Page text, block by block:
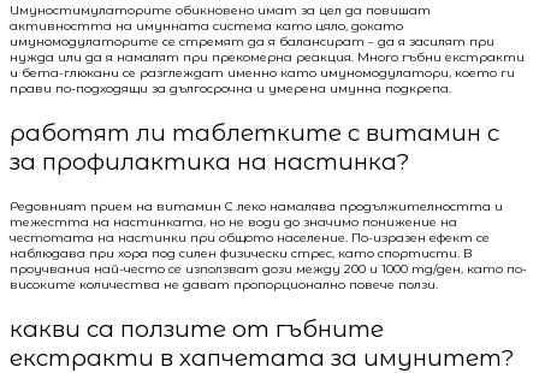
Имуностимулаторите обикновено имат за цел да повишат
активността на имунната система като цяло, докато
имуномодулаторите се стремят да я балансират – да я засилят при
нужда или да я намалят при прекомерна реакция. Много гъбни екстракти
и бета-глюкани се разглеждат именно като имуномодулатори, което ги
прави по-подходящи за дългосрочна и умерена имунна подкрепа.
работят ли таблетките с витамин c
за профилактика на настинка?
Редовният прием на витамин C леко намалява продължителността и
тежестта на настинката, но не води до значимо понижение на
честотата на настинки при общото население. По-изразен ефект се
наблюдава при хора под силен физически стрес, като спортисти. В
проучвания най-често се използват дози между 200 и 1000 mg/ден, като по-
високите количества не дават пропорционално повече ползи.
какви са ползите от гъбните
екстракти в хапчетата за имунитет?